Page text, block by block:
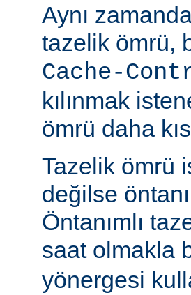
Aynı
tazelik ömrü,
Cache-
kılınmak
ömrü daha
Tazelik ömrü
değilse
Öntanımlı
saat olmakla
yönergesi